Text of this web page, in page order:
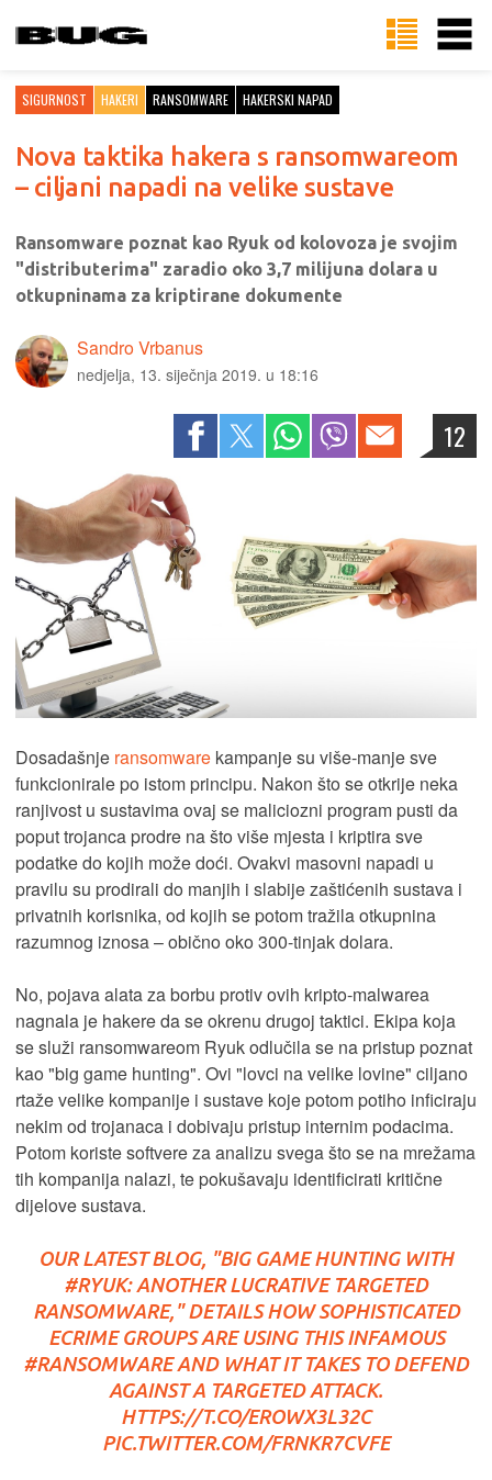
SIGURNOST HAKERI RANSOMWARE HAKERSKI NAPAD
Nova taktika hakera s ransomwareom
– ciljani napadi na velike sustave
Ransomware poznat kao Ryuk od kolovoza je svojim
"distributerima" zaradio oko 3,7 milijuna dolara u
otkupninama za kriptirane dokumente
Sandro Vrbanus
nedjelja, 13. siječnja 2019. u 18:16
12
Dosadašnje ransomware kampanje su više-manje sve
funkcionirale po istom principu. Nakon što se otkrije neka
ranjivost u sustavima ovaj se maliciozni program pusti da
poput trojanca prodre na što više mjesta i kriptira sve
podatke do kojih može doći. Ovakvi masovni napadi u
pravilu su prodirali do manjih i slabije zaštićenih sustava i
privatnih korisnika, od kojih se potom tražila otkupnina
razumnog iznosa – obično oko 300-tinjak dolara.
No, pojava alata za borbu protiv ovih kripto-malwarea
nagnala je hakere da se okrenu drugoj taktici. Ekipa koja
se služi ransomwareom Ryuk odlučila se na pristup poznat
kao "big game hunting". Ovi "lovci na velike lovine" ciljano
rtaže velike kompanije i sustave koje potom potiho inficiraju
nekim od trojanaca i dobivaju pristup internim podacima.
Potom koriste softvere za analizu svega što se na mrežama
tih kompanija nalazi, te pokušavaju identificirati kritične
dijelove sustava.
OUR LATEST BLOG, "BIG GAME HUNTING WITH
#RYUK: ANOTHER LUCRATIVE TARGETED
RANSOMWARE," DETAILS HOW SOPHISTICATED
ECRIME GROUPS ARE USING THIS INFAMOUS
#RANSOMWAREAND WHAT IT TAKES TO DEFEND
AGAINST A TARGETED ATTACK.
HTTPS://T.CO/EROWX3L32C
PIC.TWITTER.COM/FRNKR7CVFE